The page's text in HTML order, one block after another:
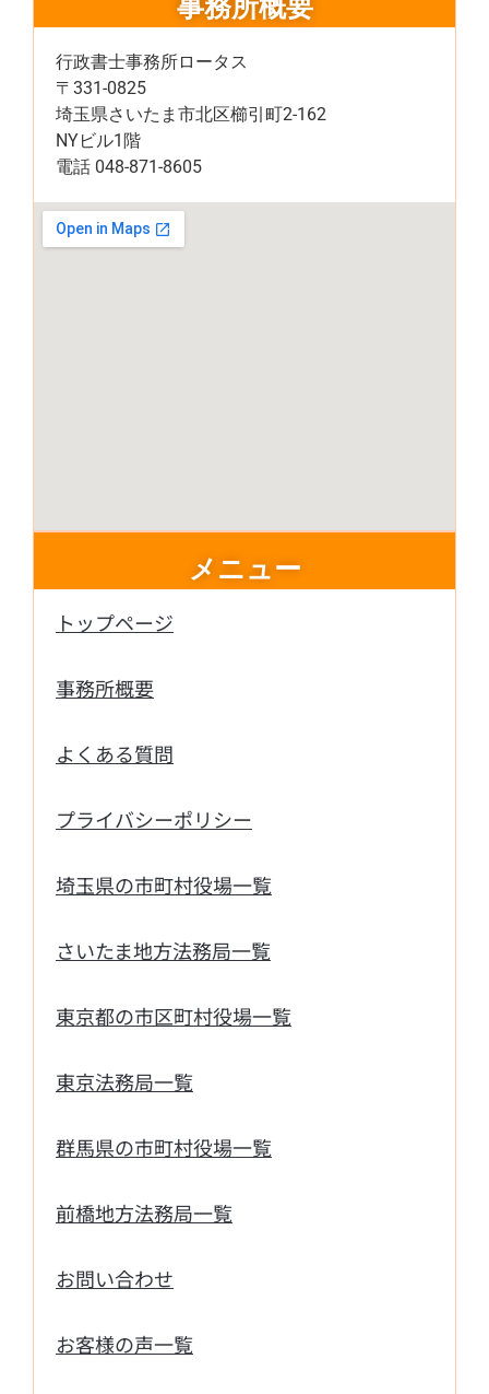
事務所概要
行政書士事務所ロータス
〒331-0825
埼玉県さいたま市北区櫛引町2-162
NYビル1階
電話 048-871-8605
メニュー
トップページ
事務所概要
よくある質問
プライバシーポリシー
埼玉県の市町村役場一覧
さいたま地方法務局一覧
東京都の市区町村役場一覧
東京法務局一覧
群馬県の市町村役場一覧
前橋地方法務局一覧
お問い合わせ
お客様の声一覧